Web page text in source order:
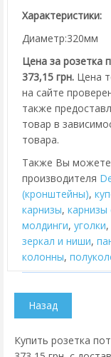
Характеристики:
Диаметр:320мм
Цена за розетка
373,15 грн. Цена
на сайте
также
товар в
товара.
Также Вы
производителя
(кронштейны),
карнизы,
молдинги, уголки,
зеркал и ниши,
колонны,
Купить розетка